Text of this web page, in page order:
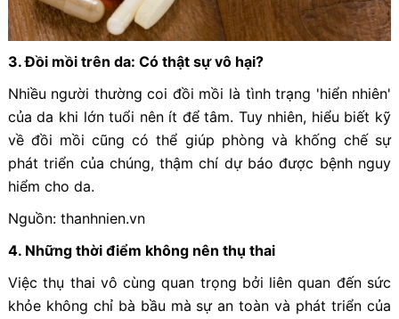
3. Đồi mồi trên da: Có thật sự vô hại?
Nhiều người thường coi đồi mồi là tình trạng 'hiển nhiên'
của da khi lớn tuổi nên ít để tâm. Tuy nhiên, hiểu biết kỹ
về đồi mồi cũng có thể giúp phòng và khống chế sự
phát triển của chúng, thậm chí dự báo được bệnh nguy
hiểm cho da.
Nguồn: thanhnien.vn
4. Những thời điểm không nên thụ thai
Việc thụ thai vô cùng quan trọng bởi liên quan đến sức
khỏe không chỉ bà bầu mà sự an toàn và phát triển của